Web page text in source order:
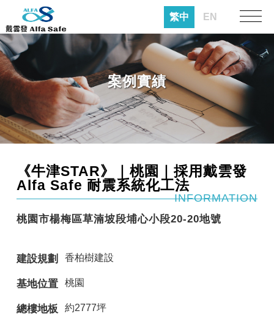
繁中 EN
案例實績
《牛津STAR》｜桃園｜採用戴雲發
Alfa Safe 耐震系統化工法
INFORMATION
桃園市楊梅區草湳坡段埔心小段20-20地號
建設規劃 香柏樹建設
基地位置 桃園
總樓地板
約2777坪